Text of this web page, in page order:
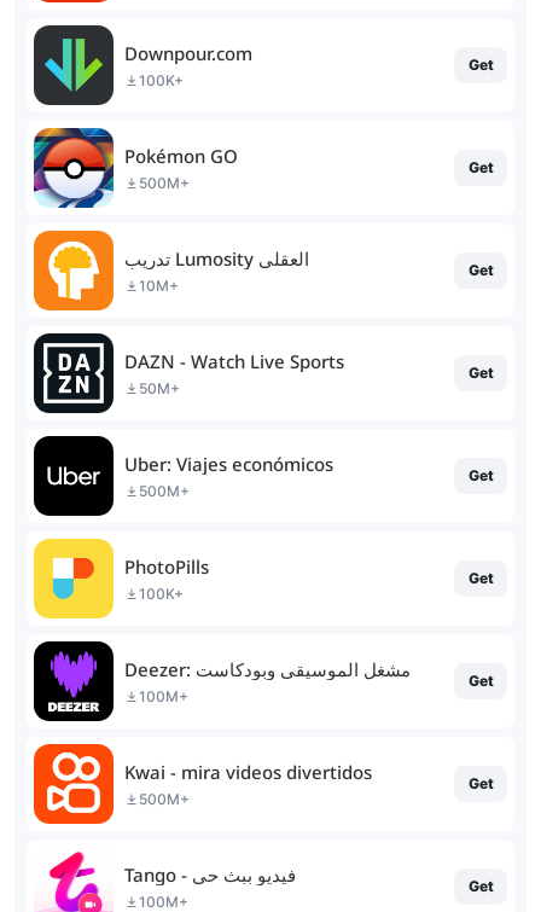
Downpour.com
100K+
Get
Pokémon GO
500M+
Get
تدريب Lumosity العقلي
10M+
Get
DAZN - Watch Live Sports
50M+
Get
Uber: Viajes económicos
500M+
Get
PhotoPills
100K+
Get
Deezer: مشغل الموسيقى وبودكاست
100M+
Get
Kwai - mira videos divertidos
500M+
Get
Tango - فيديو ببث حي
100M+
Get